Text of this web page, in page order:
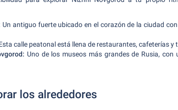
Un antiguo fuerte ubicado en el corazón de la ciudad
calle peatonal está llena de restaurantes, cafeterías y
Uno de los museos más grandes de Rusia, con
los alrededores